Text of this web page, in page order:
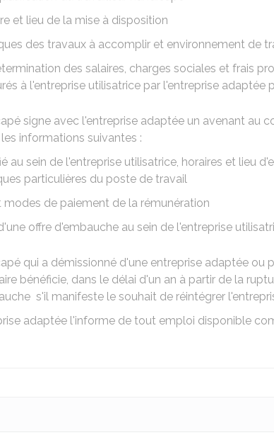
et lieu de la mise à disposition
des travaux à accomplir et environnement de
des salaires, charges sociales et frais
à l'entreprise utilisatrice par l'entreprise adaptée
signe avec l'entreprise adaptée un avenant au
informations suivantes :
au sein de l'entreprise utilisatrice, horaires et lieu
particulières du poste de travail
modes de paiement de la rémunération
offre d'embauche au sein de l'entreprise
qui a démissionné d'une entreprise adaptée ou
bénéficie, dans le délai d'un an à partir de la
s'il manifeste le souhait de réintégrer
adaptée l'informe de tout emploi disponible